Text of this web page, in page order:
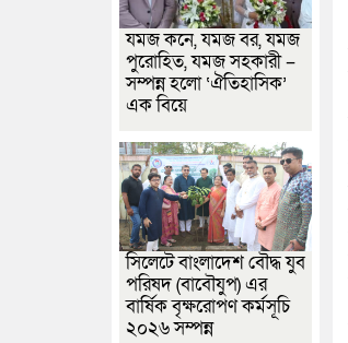
যমজ কনে, যমজ বর, যমজ
পুরোহিত, যমজ সহকারী –
সম্পন্ন হলো ‘ঐতিহাসিক’
এক বিয়ে
সিলেটে বাংলাদেশ বৌদ্ধ যুব
পরিষদ (বাবৌযুপ) এর
বার্ষিক বৃক্ষরোপণ কর্মসূচি
২০২৬ সম্পন্ন